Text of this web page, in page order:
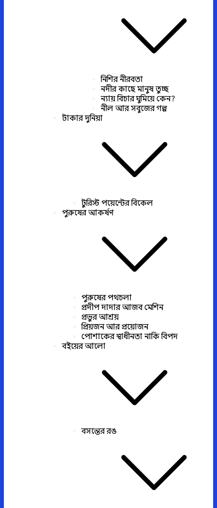
নিশির নীরবতা
নদীর কাছে মানুষ তুচ্ছ
ন্যায় বিচার ঘুমিয়ে কেন?
নীল আর সবুজের গল্প
টাকার দুনিয়া
টুরিস্ট পয়েন্টের বিকেল
পুরুষের আকর্ষণ
পুরুষের পথচলা
প্রদীপ দাদার আজব মেশিন
প্রভুর আশ্রয়
প্রিয়জন আর প্রয়োজন
পোশাকের স্বাধীনতা নাকি বিপদ
বইয়ের আলো
বসন্তের রঙ